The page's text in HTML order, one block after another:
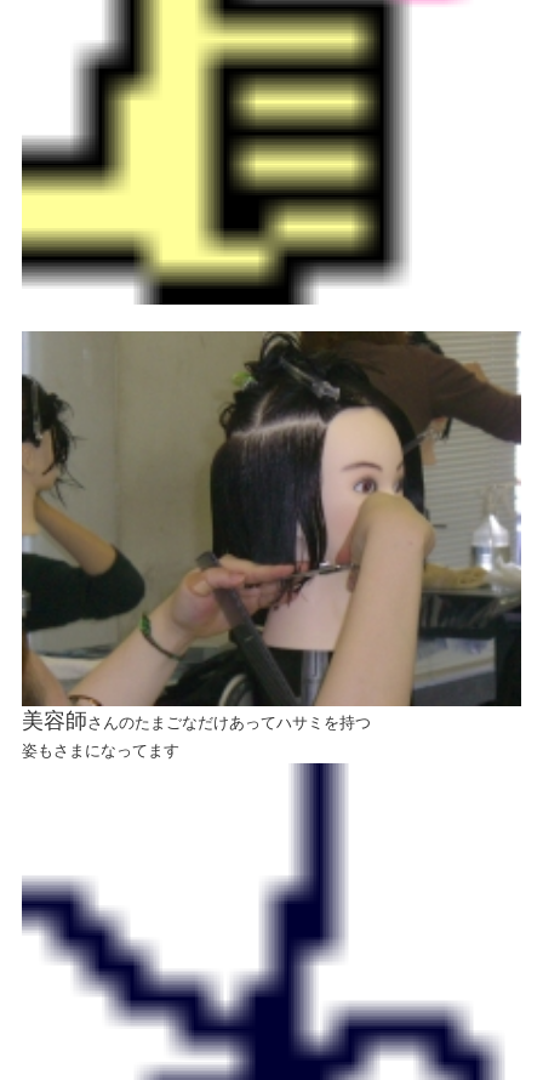
美容師さんのたまごなだけあってハサミを持つ
姿もさまになってます